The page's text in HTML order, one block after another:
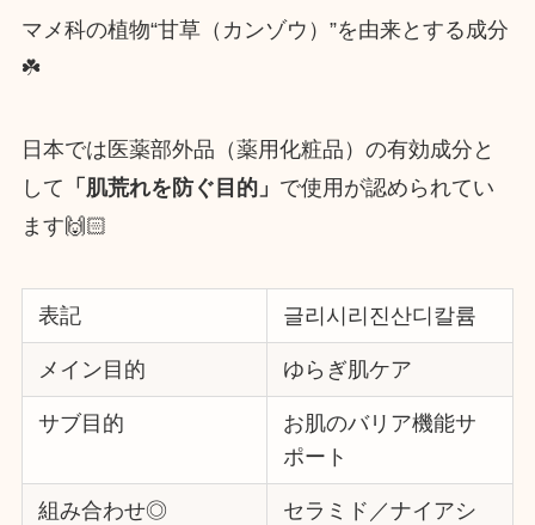
マメ科の植物“甘草（カンゾウ）”を由来とする成分
☘️
日本では医薬部外品（薬用化粧品）の有効成分と
して 「肌荒れを防ぐ目的」 で使用が認められてい
ます🙌🏻
表記 글리시리진산디칼륨
メイン目的 ゆらぎ肌ケア
サブ目的
お肌のバリア機能サ
ポート
組み合わせ◎
セラミド／ナイアシ